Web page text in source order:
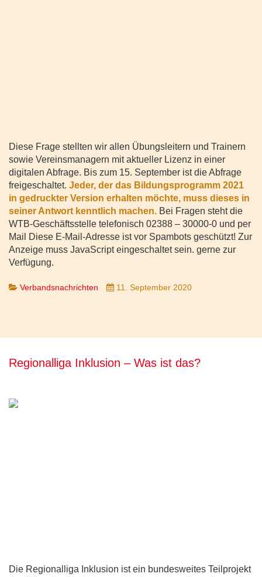
Diese Frage stellten wir allen Übungsleitern und Trainern
sowie Vereinsmanagern mit aktueller Lizenz in einer
digitalen Abfrage. Bis zum 15. September ist die Abfrage
freigeschaltet. Jeder, der das Bildungsprogramm 2021
in gedruckter Version erhalten möchte, muss dieses in
seiner Antwort kenntlich machen. Bei Fragen steht die
WTB-Geschäftsstelle telefonisch 02388 – 30000-0 und per
Mail
Diese E-Mail-Adresse ist vor Spambots geschützt! Zur
Anzeige muss JavaScript eingeschaltet sein. gerne zur
Verfügung.
Verbandsnachrichten 11. September 2020
Regionalliga Inklusion – Was ist das?
Die Regionalliga Inklusion ist ein bundesweites Teilprojekt